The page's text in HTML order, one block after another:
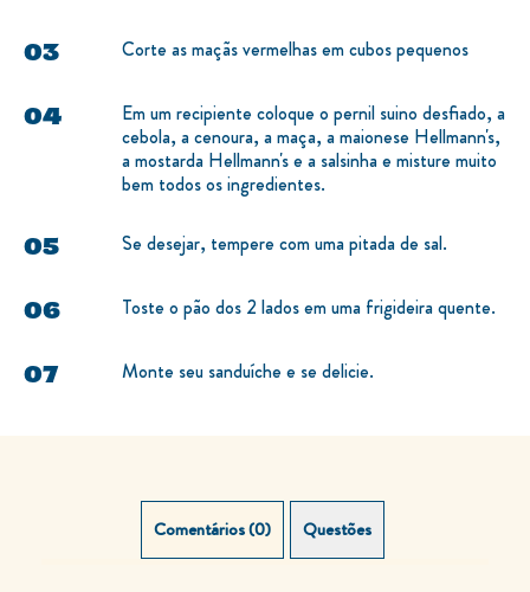
Corte as maçãs vermelhas em cubos pequenos
Em um recipiente coloque o pernil suino desfiado, a
cebola, a cenoura, a maça, a maionese Hellmann's,
a mostarda Hellmann's e a salsinha e misture muito
bem todos os ingredientes.
Se desejar, tempere com uma pitada de sal.
Toste o pão dos 2 lados em uma frigideira quente.
Monte seu sanduíche e se delicie.
Comentários (0) Questões (0)